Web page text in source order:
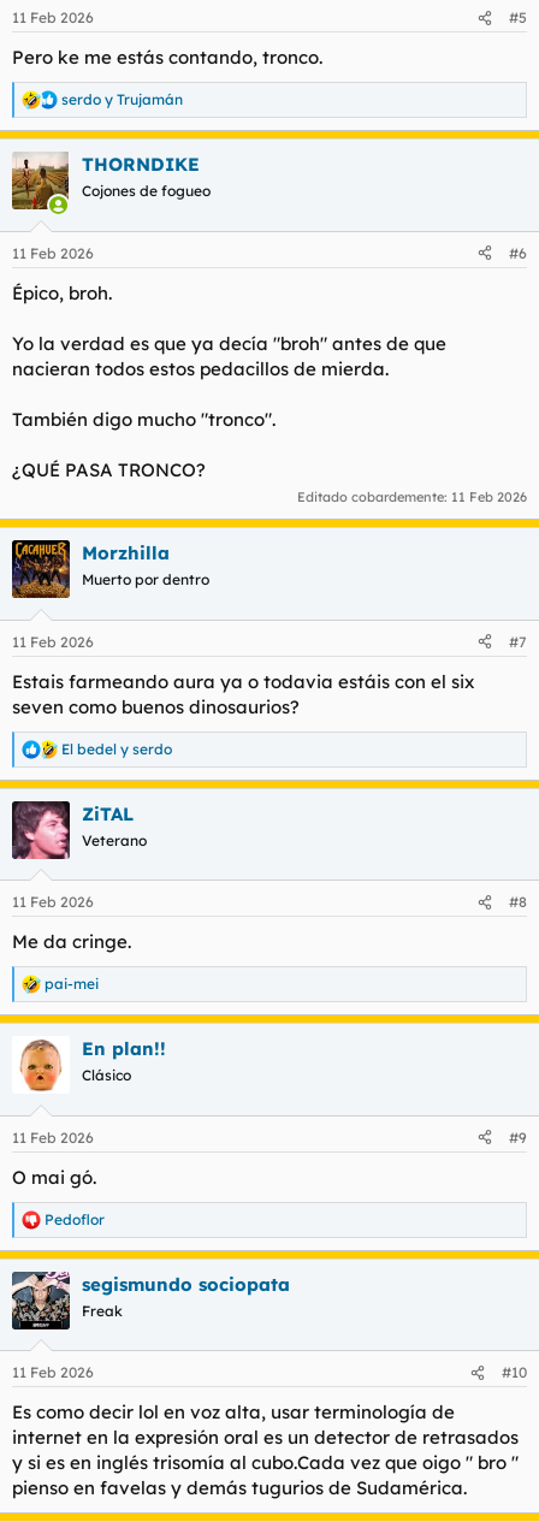
e
:
11 Feb 2026 #5
Pero ke me estás contando, tronco.
R
e
a
c
c
i
e
:
serdo y Trujamán
THORNDIKE
Cojones de fogueo
11 Feb 2026 #6
Épico, broh.
Yo la verdad es que ya decía "broh" antes de que
nacieran todos estos pedacillos de mierda.
También digo mucho "tronco".
¿QUÉ PASA TRONCO?
Editado cobardemente: 11 Feb 2026
Morzhilla
Muerto por dentro
11 Feb 2026 #7
Estais farmeando aura ya o todavia estáis con el six
seven como buenos dinosaurios?
R
e
a
c
c
i
e
:
El bedel y serdo
ZiTAL
Veterano
11 Feb 2026 #8
Me da cringe.
R
e
a
c
c
e
:
pai-mei
En plan!!
Clásico
11 Feb 2026 #9
O mai gó.
R
e
a
c
c
i
e
:
Pedoflor
segismundo sociopata
Freak
11 Feb 2026 #10
Es como decir lol en voz alta, usar terminología de
internet en la expresión oral es un detector de retrasados
y si es en inglés trisomía al cubo.Cada vez que oigo " bro "
pienso en favelas y demás tugurios de Sudamérica.